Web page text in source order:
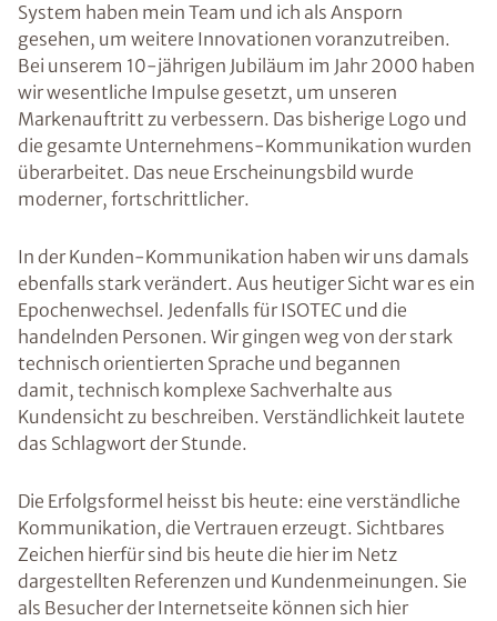
System haben mein Team und ich als Ansporn
gesehen, um weitere Innovationen voranzutreiben.
Bei unserem 10-jährigen Jubiläum im Jahr 2000 haben
wir wesentliche Impulse gesetzt, um unseren
Markenauftritt zu verbessern. Das bisherige Logo und
die gesamte Unternehmens-Kommunikation wurden
überarbeitet. Das neue Erscheinungsbild wurde
moderner, fortschrittlicher.
In der Kunden-Kommunikation haben wir uns damals
ebenfalls stark verändert. Aus heutiger Sicht war es ein
Epochenwechsel. Jedenfalls für ISOTEC und die
handelnden Personen. Wir gingen weg von der stark
technisch orientierten Sprache und begannen
damit, technisch komplexe Sachverhalte aus
Kundensicht zu beschreiben. Verständlichkeit lautete
das Schlagwort der Stunde.
Die Erfolgsformel heisst bis heute: eine verständliche
Kommunikation, die Vertrauen erzeugt. Sichtbares
Zeichen hierfür sind bis heute die hier im Netz
dargestellten Referenzen und Kundenmeinungen. Sie
als Besucher der Internetseite können sich hier